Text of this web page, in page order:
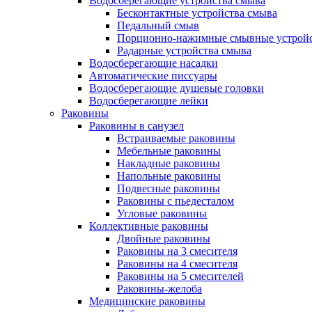
Бесконтактные устройства смыва
Педальный смыв
Порционно-нажимные смывные
Радарные устройства смыва
Водосберегающие насадки
Автоматические писсуары
Водосберегающие душевые головки
Водосберегающие лейки
Раковины
Раковины в санузел
Встраиваемые раковины
Мебельные раковины
Накладные раковины
Напольные раковины
Подвесные раковины
Раковины с пьедесталом
Угловые раковины
Коллективные раковины
Двойные раковины
Раковины на 3 смесителя
Раковины на 4 смесителя
Раковины на 5 смесителей
Раковины-желоба
Медицинские раковины